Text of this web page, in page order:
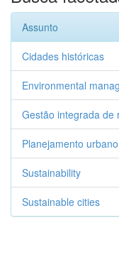
Assunto
Cidades históricas
Environmental
Gestão integrada de
Planejamento urbano
Sustainability
Sustainable cities